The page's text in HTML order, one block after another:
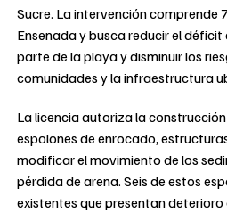
Sucre. La intervención comprende
Ensenada y busca reducir el
parte de la playa y disminuir los
comunidades y la infraestructura
La licencia autoriza la
espolones de enrocado,
modificar el movimiento de los
pérdida de arena. Seis de estos
existentes que presentan